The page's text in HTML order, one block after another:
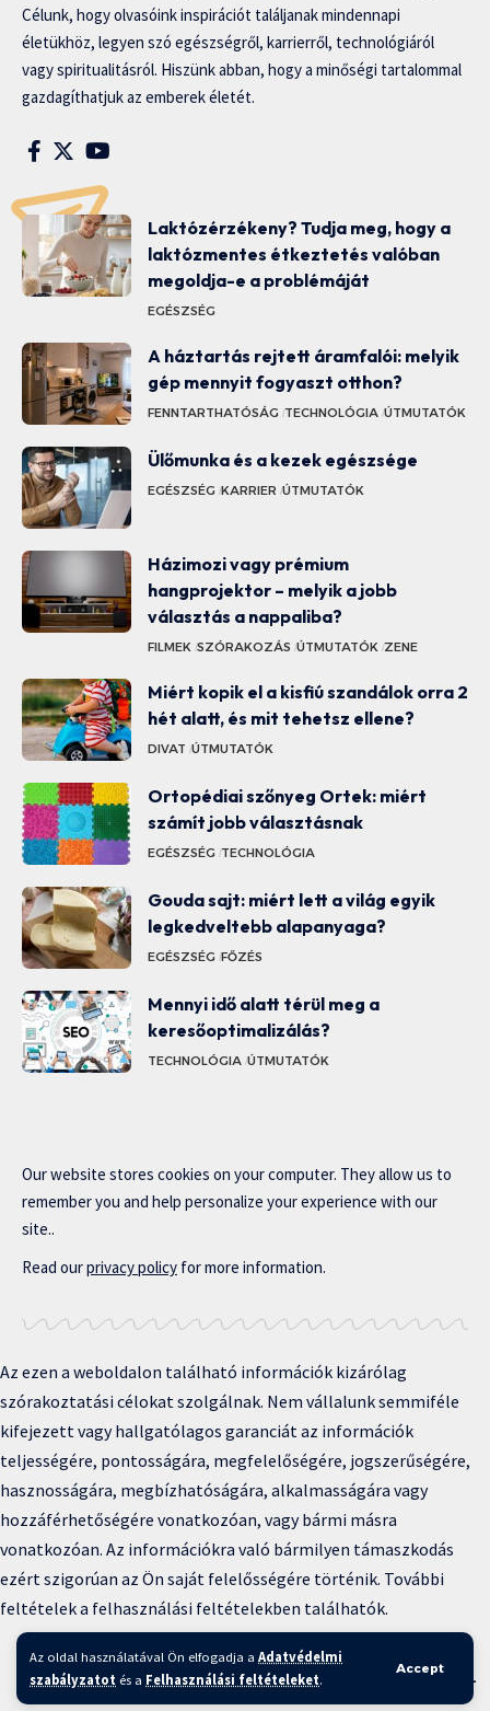
Az oldal használatával Ön elfogadja a Adatvédelmi
szabályzatot és a Felhasználási feltételeket.
Accept
Célunk, hogy olvasóink inspirációt találjanak mindennapi
életükhöz, legyen szó egészségről, karrierről, technológiáról
vagy spiritualitásról. Hiszünk abban, hogy a minőségi tartalommal
gazdagíthatjuk az emberek életét.
Laktózérzékeny? Tudja meg, hogy a
laktózmentes étkeztetés valóban
megoldja-e a problémáját
EGÉSZSÉG
A háztartás rejtett áramfalói: melyik
gép mennyit fogyaszt otthon?
FENNTARTHATÓSÁG TECHNOLÓGIA ÚTMUTATÓK
Ülőmunka és a kezek egészsége
EGÉSZSÉG KARRIER ÚTMUTATÓK
Házimozi vagy prémium
hangprojektor – melyik a jobb
választás a nappaliba?
FILMEK SZÓRAKOZÁS ÚTMUTATÓK ZENE
Miért kopik el a kisfiú szandálok orra 2
hét alatt, és mit tehetsz ellene?
DIVAT ÚTMUTATÓK
Ortopédiai szőnyeg Ortek: miért
számít jobb választásnak
EGÉSZSÉG TECHNOLÓGIA
Gouda sajt: miért lett a világ egyik
legkedveltebb alapanyaga?
EGÉSZSÉG FŐZÉS
Mennyi idő alatt térül meg a
keresőoptimalizálás?
TECHNOLÓGIA ÚTMUTATÓK
Our website stores cookies on your computer. They allow us to
remember you and help personalize your experience with our
site..
Read ourprivacy policy for more information.
Az ezen a weboldalon található információk kizárólag
szórakoztatási célokat szolgálnak. Nem vállalunk semmiféle
kifejezett vagy hallgatólagos garanciát az információk
teljességére, pontosságára, megfelelőségére, jogszerűségére,
hasznosságára, megbízhatóságára, alkalmasságára vagy
hozzáférhetőségére vonatkozóan, vagy bármi másra
vonatkozóan. Az információkra való bármilyen támaszkodás
ezért szigorúan az Ön saját felelősségére történik. További
feltételek a felhasználási feltételekben találhatók.
Copyright © 2025 BFKH.hu
Felhasználási feltételek –Adatvédelmi irányelvek – Kapcsolat –